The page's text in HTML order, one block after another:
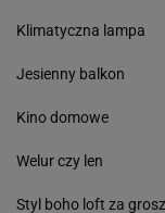
Klimatyczna lampa
Jesienny balkon
Kino domowe
Welur czy len
Styl boho loft za